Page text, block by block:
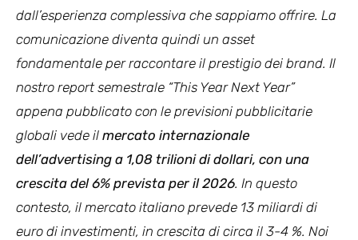
dall’esperienza complessiva che sappiamo offrire. La
comunicazione diventa quindi un asset
fondamentale per raccontare il prestigio dei brand. Il
nostro report semestrale “This Year Next Year”
appena pubblicato con le previsioni pubblicitarie
globali vede il mercato internazionale
dell’advertising a 1,08 trilioni di dollari, con una
crescita del 6% prevista per il 2026. In questo
contesto, il mercato italiano prevede 13 miliardi di
euro di investimenti, in crescita di circa il 3-4 %. Noi